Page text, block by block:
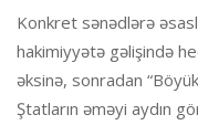
Konkret sənədlərə
hakimiyyətə gəlişində
əksinə, sonradan
Ştatların əməyi aydın